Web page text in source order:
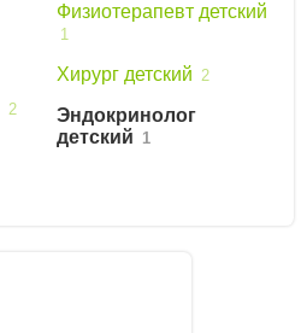
2
Физиотерапевт детский
1
Хирург детский 2
Эндокринолог
детский 1